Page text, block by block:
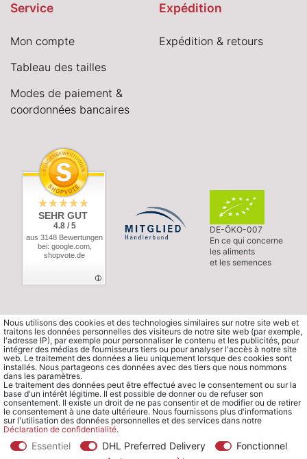
Service
Mon compte
Tableau des tailles
Modes de paiement &
coordonnées bancaires
Expédition
Expédition & retours
SEHR GUT
4.8 / 5
aus 3148 Bewertungen
bei: google.com,
shopvote.de
DE-ÖKO-007
En ce qui concerne
les aliments
et les semences
© Copyright 2026 Waldorfshop Tous droits réservés.
Nous utilisons des cookies et des technologies similaires sur notre site web et
traitons les données personnelles des visiteurs de notre site web (par exemple,
l'adresse IP), par exemple pour personnaliser le contenu et les publicités, pour
intégrer des médias de fournisseurs tiers ou pour analyser l'accès à notre site
web. Le traitement des données a lieu uniquement lorsque des cookies sont
installés. Nous partageons ces données avec des tiers que nous nommons
dans les paramètres.
Le traitement des données peut être effectué avec le consentement ou sur la
base d'un intérêt légitime. Il est possible de donner ou de refuser son
consentement. Il existe un droit de ne pas consentir et de modifier ou de retirer
le consentement à une date ultérieure. Nous fournissons plus d'informations
sur l'utilisation des données personnelles et des services dans notre
Déclaration de confidentialité.
Essentiel DHL Preferred Delivery Fonctionnel